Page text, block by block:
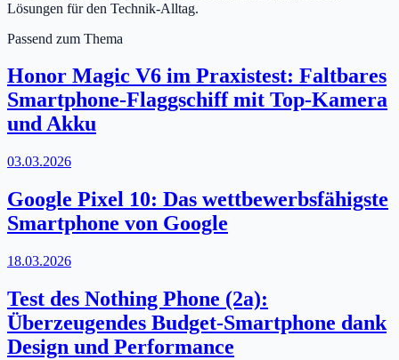
Lösungen für den Technik-Alltag.
Passend zum Thema
Honor Magic V6 im Praxistest: Faltbares
Smartphone-Flaggschiff mit Top-Kamera
und Akku
03.03.2026
Google Pixel 10: Das wettbewerbsfähigste
Smartphone von Google
18.03.2026
Test des Nothing Phone (2a):
Überzeugendes Budget-Smartphone dank
Design und Performance